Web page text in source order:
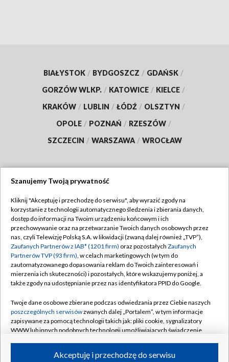
BIAŁYSTOK / BYDGOSZCZ / GDAŃSK /
GORZÓW WLKP. / KATOWICE / KIELCE /
KRAKÓW / LUBLIN / ŁÓDŹ / OLSZTYN /
OPOLE / POZNAŃ / RZESZÓW /
SZCZECIN / WARSZAWA / WROCŁAW
TVP
Abonament TVP
Emisja w TVP
Centrum informacji TVP
Naziemna Telewizja Cyfrowa
Rada Programowa
System NOS
Informacje o nadawcy
Program dla prasy
Regulamin TVP
Polityka prywatności
Moje zgody
Pomoc
Kontakt
Kanały
Szanujemy Twoją prywatność
Kliknij "Akceptuję i przechodzę do serwisu", aby wyrazić zgody na
korzystanie z technologii automatycznego śledzenia i zbierania danych,
dostęp do informacji na Twoim urządzeniu końcowym i ich
przechowywanie oraz na przetwarzanie Twoich danych osobowych przez
nas, czyli Telewizję Polską S.A. w likwidacji (zwaną dalej również „TVP”),
Zaufanych Partnerów z IAB* (1201 firm) oraz pozostałych Zaufanych
Partnerów TVP (93 firm), w celach marketingowych (w tym do
zautomatyzowanego dopasowania reklam do Twoich zainteresowań i
mierzenia ich skuteczności) i pozostałych, które wskazujemy poniżej, a
także zgody na udostępnianie przez nas identyfikatora PPID do Google.
Twoje dane osobowe zbierane podczas odwiedzania przez Ciebie naszych
poszczególnych serwisówzwanych dalej „Portalem”, w tym informacje
zapisywane za pomocą technologii takich jak: pliki cookie, sygnalizatory
WWW lub innych podobnych technologii umożliwiających świadczenie
ruchu w Internecie.Akceptuję i przechodzę do serwisu